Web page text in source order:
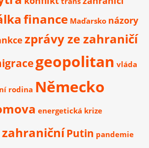
finance Maďarsko názory
zprávy ze zahraničí
geopolitan vláda
rodina Německo
energetická krize
zahraničníPutin pandemie